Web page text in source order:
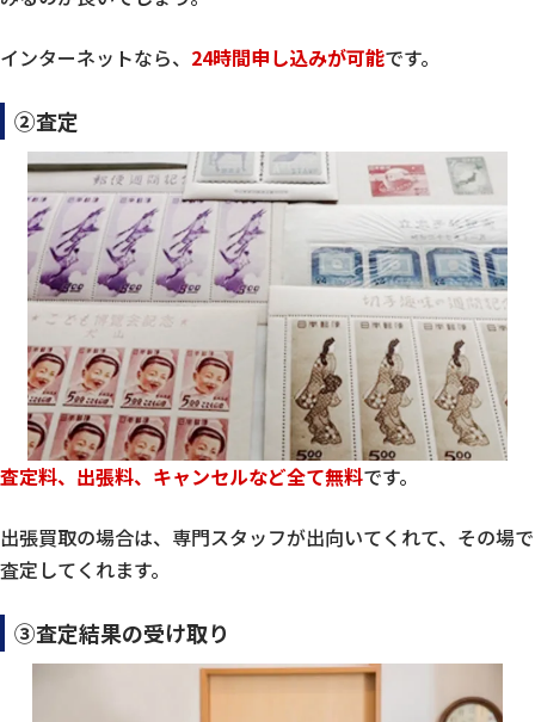
インターネットなら、 24時間申し込みが可能です。
②査定
査定料、出張料、キャンセルなど全て無料です。
出張買取の場合は、専門スタッフが出向いてくれて、その場で
査定してくれます。
③査定結果の受け取り